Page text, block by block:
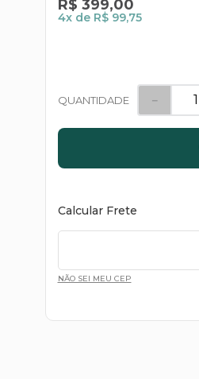
R$ 399,00
4x de R$ 99,75
QUANTIDADE －
Calcular Frete
NÃO SEI MEU CEP